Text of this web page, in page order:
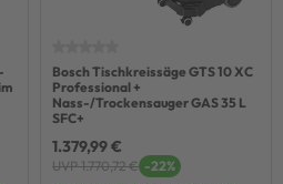
Bosch Tischkreissäge GTS 10 XC
Professional +
Nass-/Trockensauger GAS 35 L
SFC+
1.379,99 €
UVP 1.770,72 € -22%